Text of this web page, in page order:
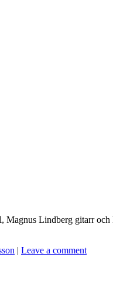
Magnus Lindberg gitarr
| Leave a comment